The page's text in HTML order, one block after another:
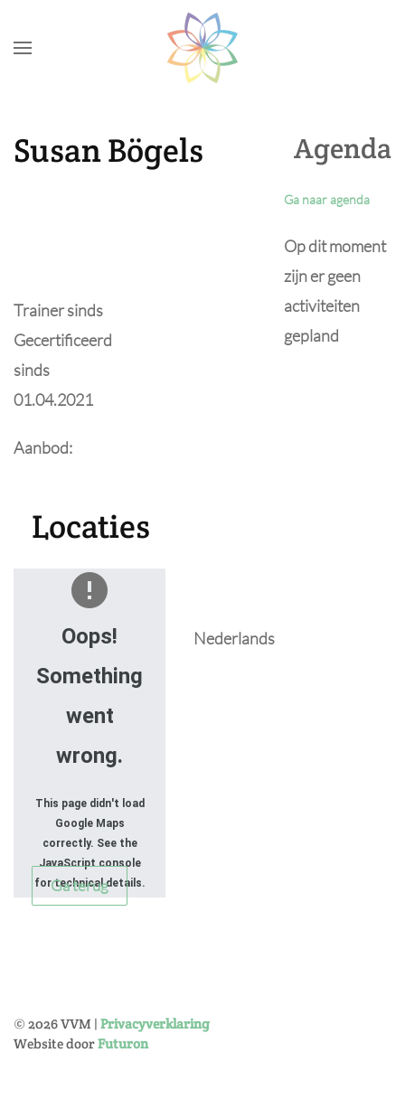
Skip to main content
Susan Bögels
Trainer sinds
Gecertificeerd
sinds
01.04.2021
Aanbod:
Locaties
Oops!
Something
went
wrong.
This page didn't load
Google Maps
correctly. See the
JavaScript console
for technical details.
Nederlands
Agenda
Ga naar agenda
Op dit moment
zijn er geen
activiteiten
gepland
Ga terug
© 2026VVM | Privacyverklaring
Website doorFuturon